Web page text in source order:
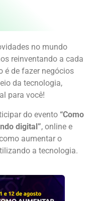
no mundo
reinventando a cada
é de fazer negócios
da tecnologia,
para você!
do evento “Como
digital”, online e
aumentar o
a tecnologia.